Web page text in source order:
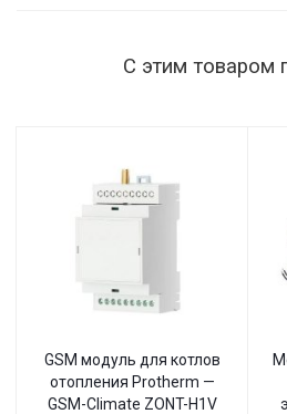
С этим товаром
GSM модуль для котлов
отопления Protherm —
GSM-Climate ZONT-H1V